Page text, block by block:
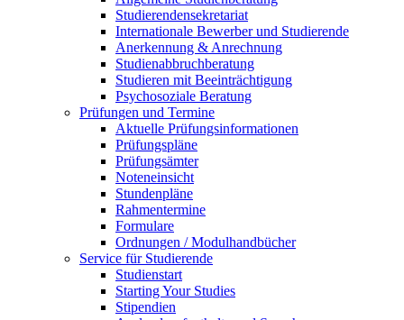
Studierendensekretariat
Internationale Bewerber und Studierende
Anerkennung & Anrechnung
Studienabbruchberatung
Studieren mit Beeinträchtigung
Psychosoziale Beratung
Prüfungen und Termine
Aktuelle Prüfungsinformationen
Prüfungspläne
Prüfungsämter
Noteneinsicht
Stundenpläne
Rahmentermine
Formulare
Ordnungen / Modulhandbücher
Service für Studierende
Studienstart
Starting Your Studies
Stipendien